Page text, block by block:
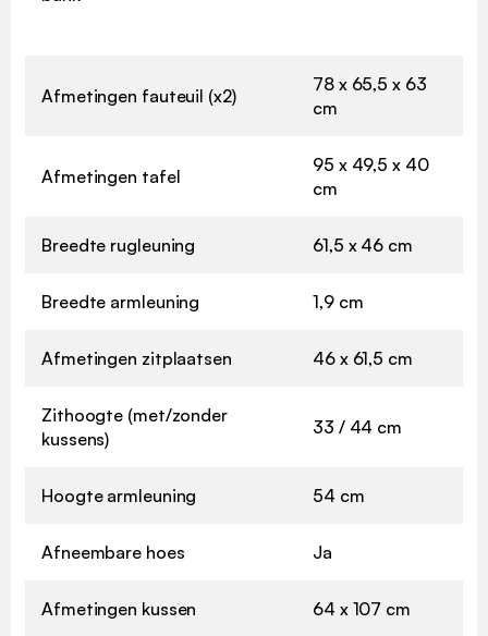
Afmetingen fauteuil (x2)
78 x 65,5 x 63
cm
Afmetingen tafel
95 x 49,5 x 40
cm
Breedte rugleuning 61,5 x 46 cm
Breedte armleuning 1,9 cm
Afmetingen zitplaatsen 46 x 61,5 cm
Zithoogte (met/zonder
kussens)
33 / 44 cm
Hoogte armleuning 54 cm
Afneembare hoes Ja
Afmetingen kussen 64 x 107 cm